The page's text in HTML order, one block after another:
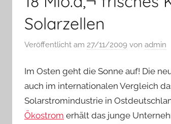
Solarzellen
Veröffentlicht am 27/11/2009 von admin
Im Osten geht die Sonne auf! Die
auch im internationalen Vergleich
Solarstromindustrie in
Ökostrom erhält das junge